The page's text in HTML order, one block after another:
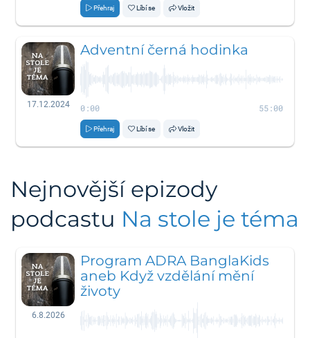
Přehraj Líbí se Vložit
17.12.2024
Adventní černá hodinka
0:00 55:00
Přehraj Líbí se Vložit
Nejnovější epizody
podcastu Na stole je téma
6.8.2026
Program ADRA BanglaKids
aneb Když vzdělání mění
životy